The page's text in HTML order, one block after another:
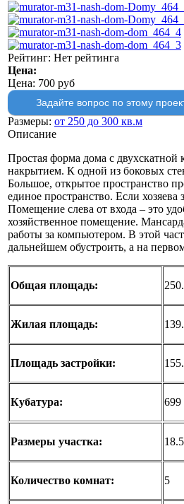
Рейтинг: Нет рейтинга
Цена:
Цена: 700 руб
Задайте вопрос по этому
Размеры: от 250 до 300 кв.м
Описание
Простая форма дома с
накрытием. К одной из боковых
Большое, открытое пространство
единое пространство. Если
Помещение слева от входа – это
хозяйственное помещение.
работы за компьютером. В этой
дальнейшем обустроить, а на
Общая площадь:
Жилая площадь:
Площадь застройки:
Кубатура: 699
Размеры участка:
Количество комнат: 5